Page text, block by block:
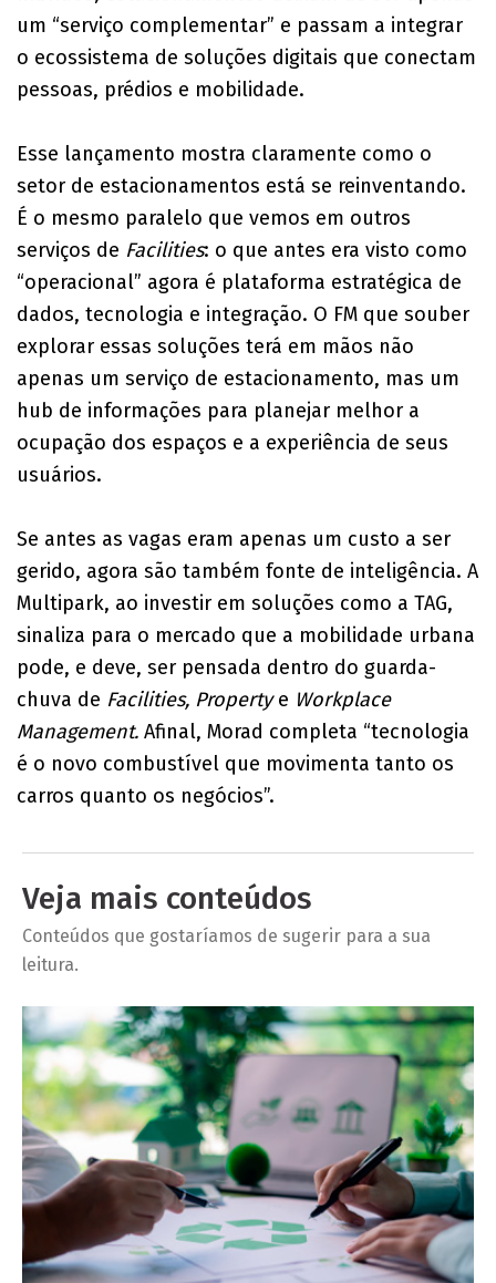
um “serviço complementar” e passam a integrar
o ecossistema de soluções digitais que conectam
pessoas, prédios e mobilidade.
Esse lançamento mostra claramente como o
setor de estacionamentos está se reinventando.
É o mesmo paralelo que vemos em outros
serviços de Facilities: o que antes era visto como
“operacional” agora é plataforma estratégica de
dados, tecnologia e integração. O FM que souber
explorar essas soluções terá em mãos não
apenas um serviço de estacionamento, mas um
hub de informações para planejar melhor a
ocupação dos espaços e a experiência de seus
usuários.
Se antes as vagas eram apenas um custo a ser
gerido, agora são também fonte de inteligência. A
Multipark, ao investir em soluções como a TAG,
sinaliza para o mercado que a mobilidade urbana
pode, e deve, ser pensada dentro do guarda-
chuva de Facilities, Propertye Workplace
Management. Afinal, Morad completa “tecnologia
é o novo combustível que movimenta tanto os
carros quanto os negócios”.
Veja mais conteúdos
Conteúdos que gostaríamos de sugerir para a sua
leitura.